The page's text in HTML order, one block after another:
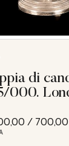
di
000.
/ 700,00